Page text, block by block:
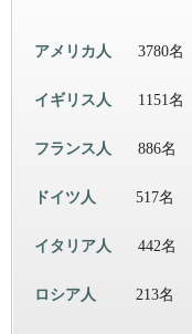
アメリカ人 3780名
イギリス人 1151名
フランス人 886名
ドイツ人 517名
イタリア人 442名
ロシア人 213名